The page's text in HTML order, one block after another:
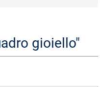
gioiello"